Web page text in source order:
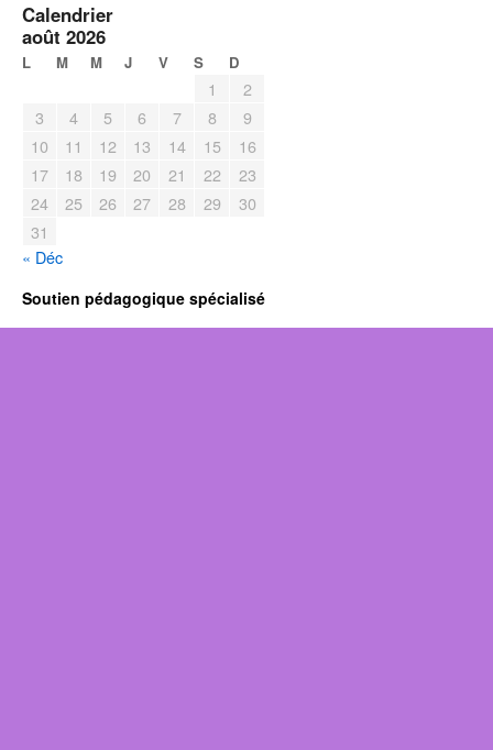
Calendrier
août 2026
L M M J V S D
1
2
3
4 5 6 7 8
9
10
11 12 13 14 15
16
17
18 19 20 21 22
23
24
25 26 27 28 29
30
31
« Déc
Soutien pédagogique spécialisé